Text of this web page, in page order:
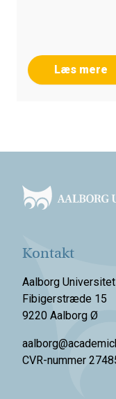
Læs mere
Kontakt
Aalborg
Fibigerstræde 15
9220 Aalborg Ø
CVR-nummer